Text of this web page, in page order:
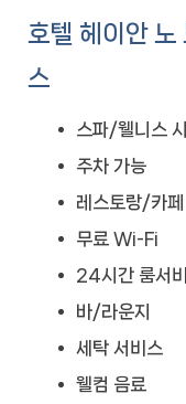
호텔 헤이안 노
스
스파/웰니스
주차 가능
레스토랑/카페
무료 Wi-Fi
24시간 룸서
바/라운지
세탁 서비스
웰컴 음료